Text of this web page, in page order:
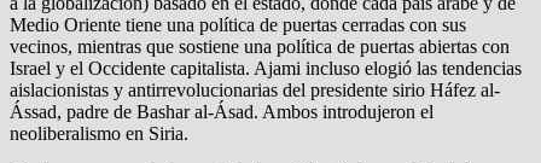
Medio Oriente tiene una política de puertas cerradas con sus
vecinos, mientras que sostiene una política de puertas abiertas con
Israel y el Occidente capitalista. Ajami incluso elogió las tendencias
aislacionistas y antirrevolucionarias del presidente sirio Háfez al-
Ássad, padre de Bashar al-Ásad. Ambos introdujeron el
neoliberalismo en Siria.